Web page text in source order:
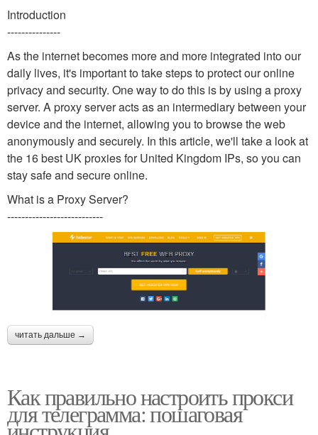
Introduction
---------------
As the internet becomes more and more integrated into our
daily lives, it's important to take steps to protect our online
privacy and security. One way to do this is by using a proxy
server. A proxy server acts as an intermediary between your
device and the internet, allowing you to browse the web
anonymously and securely. In this article, we'll take a look at
the 16 best UK proxies for United Kingdom IPs, so you can
stay safe and secure online.
What is a Proxy Server?
---------------------------
читать дальше →
Как правильно настроить прокси
для телеграмма: пошаговая